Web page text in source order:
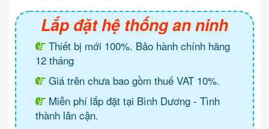
Lắp đặt hệ thống an ninh
Thiết bị mới 100%. Bảo hành chính hãng
12 tháng
Giá trên chưa bao gồm thuế VAT 10%.
Miễn phí lắp đặt tại Bình Dương - Tình
thành lân cận.